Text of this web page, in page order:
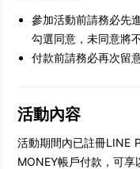
參加活動前請務必先
勾選同意，未同意將
付款前請務必再次留
活動內容
活動期間內已註冊LINE
MONEY帳戶付款，可享